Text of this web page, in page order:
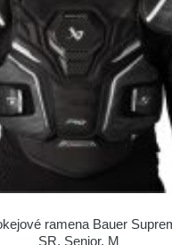
ramena Bauer
SR, Senior, M